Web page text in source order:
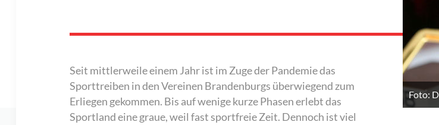
Foto:
Seit mittlerweile einem Jahr ist im Zuge der Pandemie das
Sporttreiben in den Vereinen Brandenburgs überwiegend zum
Erliegen gekommen. Bis auf wenige kurze Phasen erlebt das
Sportland eine graue, weil fast sportfreie Zeit. Dennoch ist viel